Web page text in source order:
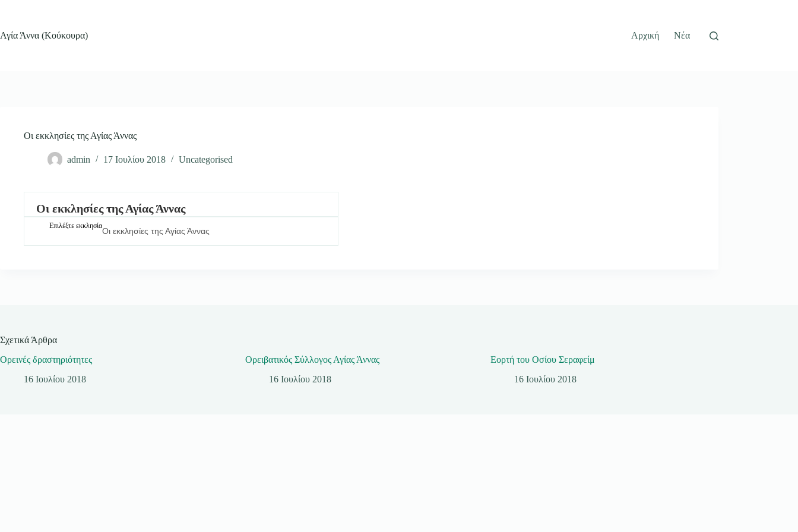
Αγία Άννα (Κούκουρα)
Αρχική Νέα
Οι εκκλησίες της Αγίας Άννας
admin 17 Ιουλίου 2018 Uncategorised
Οι εκκλησίες της Αγίας Άννας
Επιλέξτε εκκλησία
Οι εκκλησίες της Αγίας Άννας
Σχετικά Άρθρα
Ορεινές δραστηριότητες
16 Ιουλίου 2018
Ορειβατικός Σύλλογος Αγίας Άννας
16 Ιουλίου 2018
Εορτή του Οσίου Σεραφείμ
16 Ιουλίου 2018